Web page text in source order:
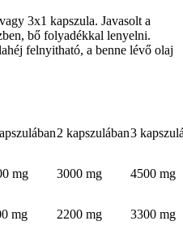
3x1 kapszula. Javasolt a
bő folyadékkal lenyelni.
felnyitható, a benne lévő olaj
2 kapszulában3
mg 3000 mg 4500 mg
mg 2200 mg 3300 mg